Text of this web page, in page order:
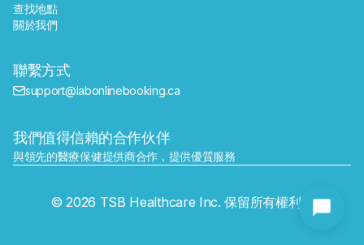
查找地點
關於我們
聯繫方式
support@labonlinebooking.ca
我們值得信賴的合作伙伴
與領先的醫療保健提供商合作，提供優質服務
© 2026 TSB Healthcare Inc. 保留所有權利。